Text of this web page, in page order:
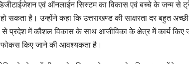
एवं ऑनलाईन सिस्टम का विकास एवं बच्चे के जन्म से
सकता है। उन्होंने कहा कि उत्तराखण्ड की साक्षरता दर बहुत
प्रदेश में कौशल विकास के साथ आजीविका के क्षेत्र में कार्य किए
फोकस किए जाने की आवश्यकता है।